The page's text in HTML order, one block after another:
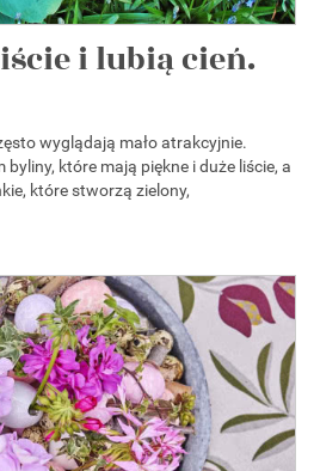
i lubią cień.
wyglądają mało atrakcyjnie.
które mają piękne i duże liście, a
które stworzą zielony,